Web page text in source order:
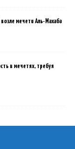
мечети Аль-Махаба
в мечетях, требуя